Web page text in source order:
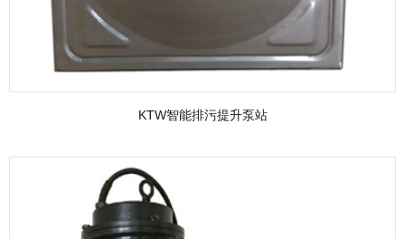
KTW智能排污提升泵站